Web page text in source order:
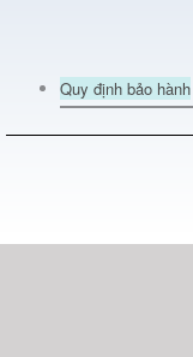
Quy định bảo hành